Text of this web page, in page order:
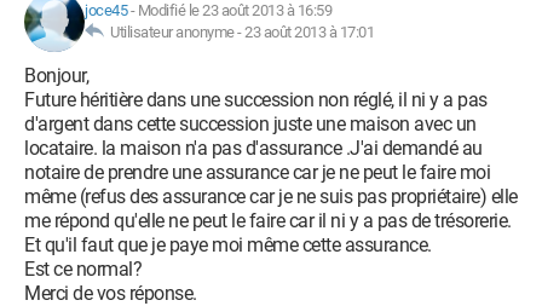
joce45- Modifié le 23 août 2013 à 16:59
Utilisateur anonyme -23 août 2013 à 17:01
Bonjour,
Future héritière dans une succession non réglé, il ni y a pas
d'argent dans cette succession juste une maison avec un
locataire. la maison n'a pas d'assurance .J'ai demandé au
notaire de prendre une assurance car je ne peut le faire moi
même (refus des assurance car je ne suis pas propriétaire) elle
me répond qu'elle ne peut le faire car il ni y a pas de trésorerie.
Et qu'il faut que je paye moi même cette assurance.
Est ce normal?
Merci de vos réponse.